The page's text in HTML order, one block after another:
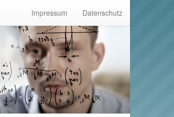
Impressum Datenschutz